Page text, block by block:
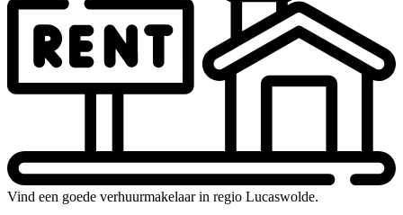
Vind een goede verhuurmakelaar in regio Lucaswolde.